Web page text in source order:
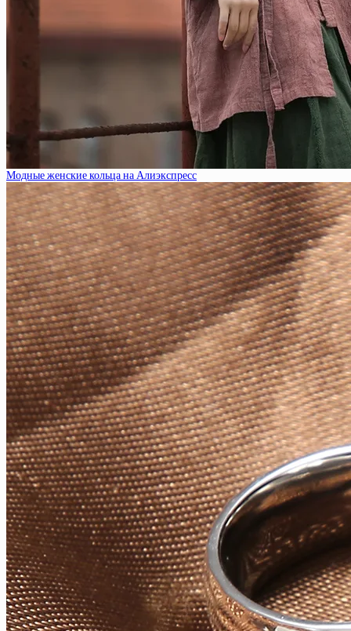
Модные женские кольца на Алиэкспресс